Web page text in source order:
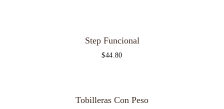
Step Funcional
$44.80
Tobilleras Con Peso